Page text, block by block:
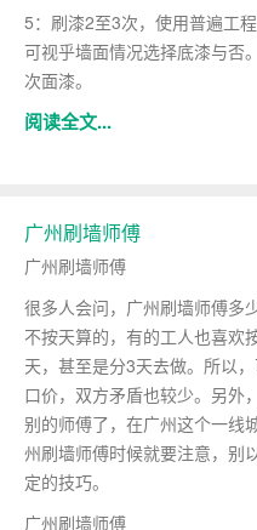
5：刷漆2至3次，使用普遍工
可视乎墙面情况选择底漆与否
次面漆。
阅读全文...
​广州刷墙师傅
广州刷墙师傅
很多人会问，广州刷墙师傅多
不按天算的，有的工人也喜欢
天，甚至是分3天去做。所以
口价，双方矛盾也较少。另外
别的师傅了，在广州这个一线
州刷墙师傅时候就要注意，别
定的技巧。
广州刷墙师傅